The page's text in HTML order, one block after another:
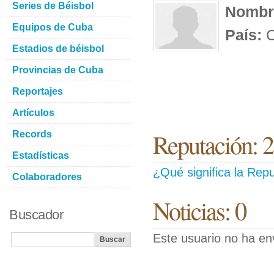
País:
Reputación:
¿Qué significa la
Noticias: 0
Este usuario no ha
Series de Béisbol
Equipos de Cuba
Estadios de béisbol
Provincias de Cuba
Reportajes
Artículos
Records
Estadísticas
Colaboradores
Buscador